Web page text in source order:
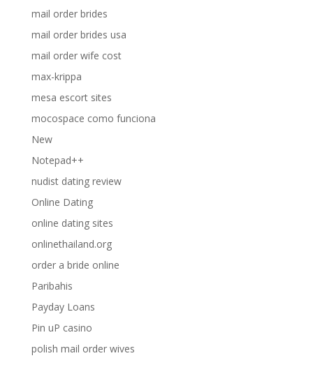
mail order brides
mail order brides usa
mail order wife cost
max-krippa
mesa escort sites
mocospace como funciona
New
Notepad++
nudist dating review
Online Dating
online dating sites
onlinethailand.org
order a bride online
Paribahis
Payday Loans
Pin uP casino
polish mail order wives